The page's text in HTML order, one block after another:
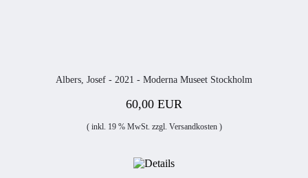
Albers, Josef - 2021 - Moderna Museet Stockholm
60,00 EUR
( inkl. 19 % MwSt. zzgl. Versandkosten)